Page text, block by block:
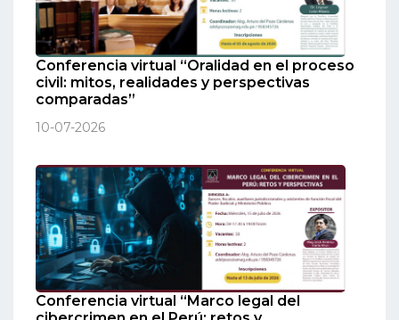
Conferencia virtual “Oralidad en el proceso
civil: mitos, realidades y perspectivas
comparadas”
10-07-2026
Conferencia virtual “Marco legal del